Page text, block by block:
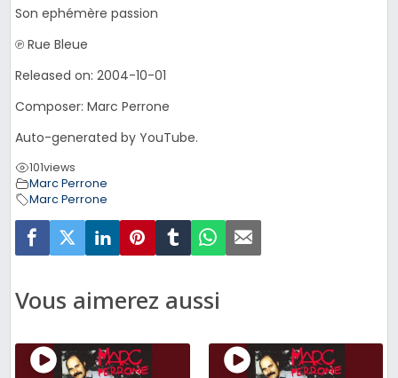
Son ephémère passion
℗ Rue Bleue
Released on: 2004-10-01
Composer: Marc Perrone
Auto-generated by YouTube.
101views
Marc Perrone
Marc Perrone
Vous aimerez aussi